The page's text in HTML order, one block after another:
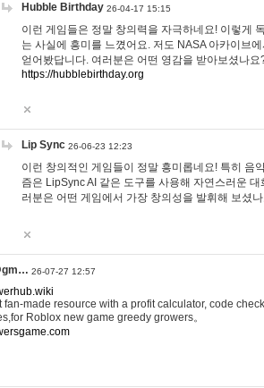
Hubble Birthday 26-04-17 15:15
이런 게임들은 정말 창의력을 자극하네요! 이렇게
는 사실에 흥미를 느꼈어요. 저도 NASA 아카이브
얻어봤답니다. 여러분은 어떤 영감을 받아보셨나요
https://hubblebirthday.org
Lip Sync 26-06-23 12:23
이런 창의적인 게임들이 정말 흥미롭네요! 특히 음
즘은 LipSync AI 같은 도구를 사용해 자연스러운
러분은 어떤 게임에서 가장 창의성을 발휘해 보셨
26-07-27 12:57
made resource with a profit calculator, code
Roblox new game greedy growers。